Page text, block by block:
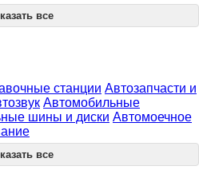
все
станции Автозапчасти и
Автомобильные
шины и диски Автомоечное
все